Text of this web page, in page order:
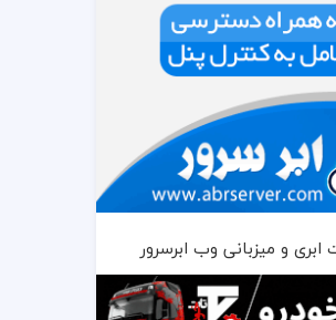
و میزبانی وب ابرسرور